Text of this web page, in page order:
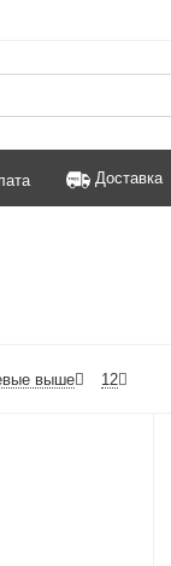
Доставка
выше 12